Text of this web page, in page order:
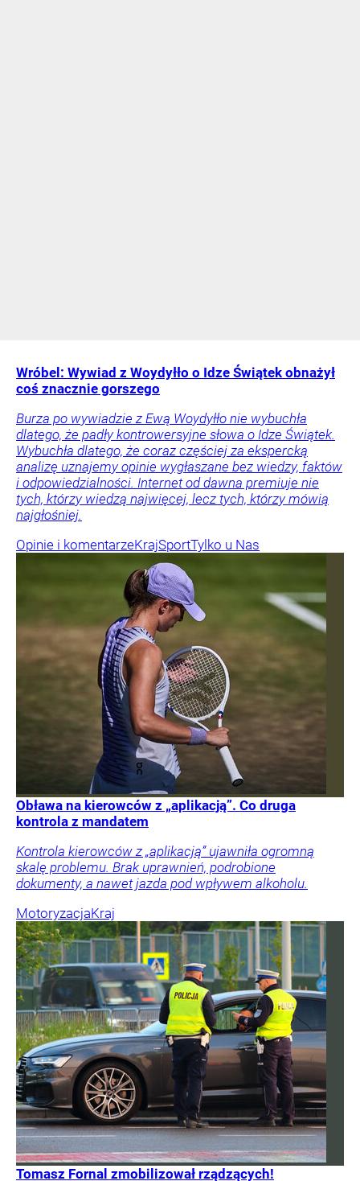
Wróbel: Wywiad z Woydyłło o Idze Świątek obnażył
coś znacznie gorszego
Burza po wywiadzie z Ewą Woydyłło nie wybuchła
dlatego, że padły kontrowersyjne słowa o Idze Świątek.
Wybuchła dlatego, że coraz częściej za ekspercką
analizę uznajemy opinie wygłaszane bez wiedzy, faktów
i odpowiedzialności. Internet od dawna premiuje nie
tych, którzy wiedzą najwięcej, lecz tych, którzy mówią
najgłośniej.
Opinie i komentarzeKrajSportTylko u Nas
Obława na kierowców z „aplikacją”. Co druga
kontrola z mandatem
Kontrola kierowców z „aplikacją” ujawniła ogromną
skalę problemu. Brak uprawnień, podrobione
dokumenty, a nawet jazda pod wpływem alkoholu.
MotoryzacjaKraj
Tomasz Fornal zmobilizował rządzących!